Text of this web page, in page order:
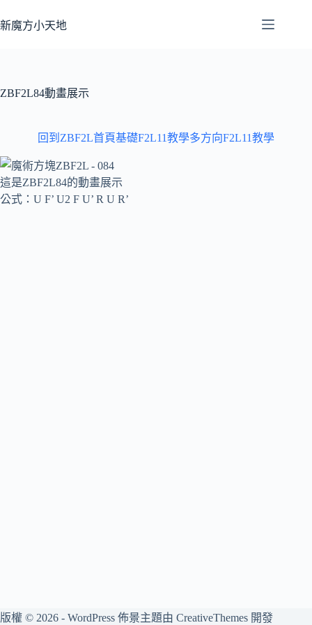
至
容
新魔方小天地
ZBF2L84動畫展示
回到ZBF2L首頁基礎F2L11教學多方向F2L11教學
這是ZBF2L84的動畫展示
公式：U F’ U2 F U’ R U R’
版權 © 2026 - WordPress 佈景主題由 CreativeThemes 開發